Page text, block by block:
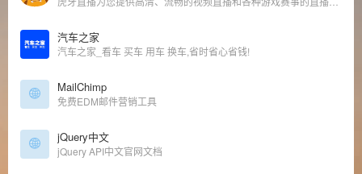
汽车之家
汽车之家_看车 买车 用车 换车,省时省心省钱!
MailChimp
免费EDM邮件营销工具
jQuery中文
jQuery API中文官网文档